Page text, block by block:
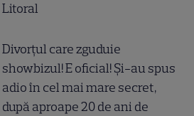
Litoral
Divorțul care zguduie
showbizul! E oficial! Și-au spus
adio în cel mai mare secret,
după aproape 20 de ani de